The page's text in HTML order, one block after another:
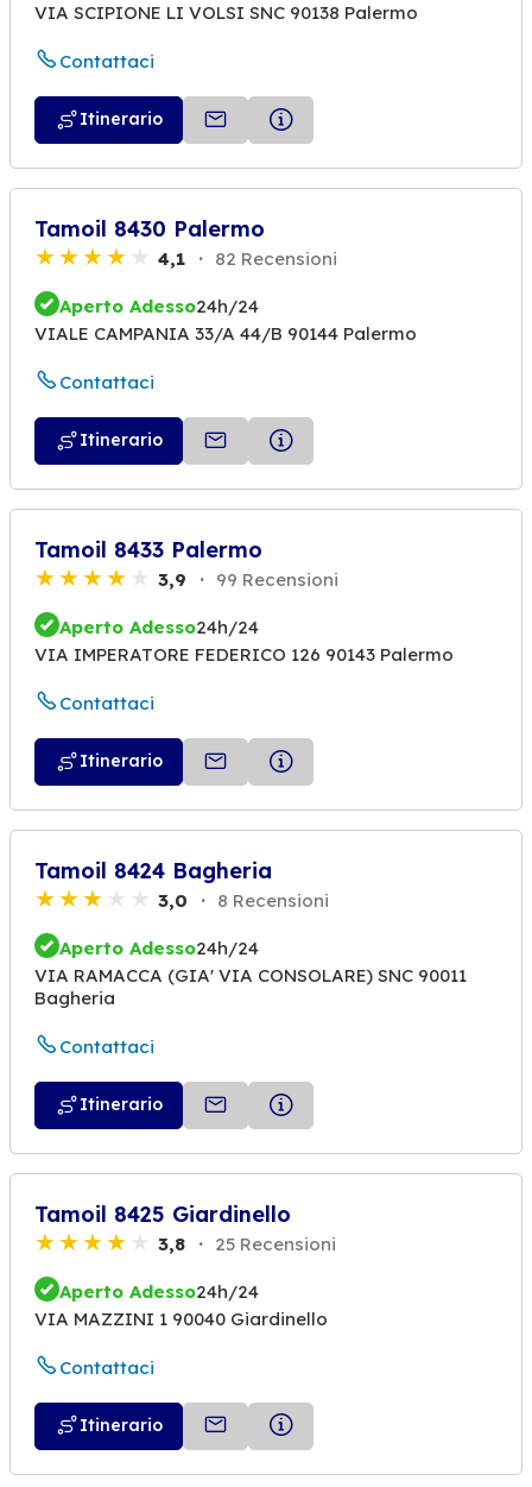
VIA SCIPIONE LI VOLSI SNC 90138 Palermo
Contattaci
Itinerario
Tamoil 8430 Palermo
4,1 82 Recensioni
Aperto Adesso24h/24
VIALE CAMPANIA 33/A 44/B 90144 Palermo
Contattaci
Itinerario
Tamoil 8433 Palermo
3,9 99 Recensioni
Aperto Adesso24h/24
VIA IMPERATORE FEDERICO 126 90143 Palermo
Contattaci
Itinerario
Tamoil 8424 Bagheria
3,0 8 Recensioni
Aperto Adesso24h/24
VIA RAMACCA (GIA' VIA CONSOLARE) SNC 90011
Bagheria
Contattaci
Itinerario
Tamoil 8425 Giardinello
3,8 25 Recensioni
Aperto Adesso24h/24
VIA MAZZINI 1 90040 Giardinello
Contattaci
Itinerario